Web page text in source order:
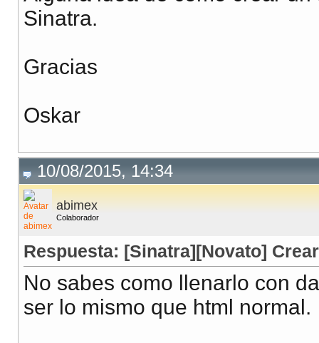
Sinatra.
Gracias
Oskar
10/08/2015, 14:34
abimex
Colaborador
Respuesta: [Sinatra][Novato]
No sabes como llenarlo con
ser lo mismo que html normal.